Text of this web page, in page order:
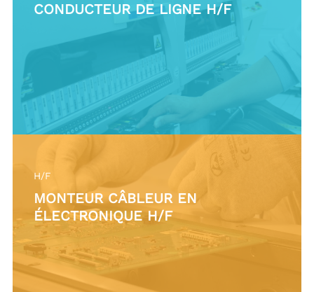
CONDUCTEUR DE LIGNE H/F
H/F
MONTEUR CÂBLEUR EN
ÉLECTRONIQUE H/F